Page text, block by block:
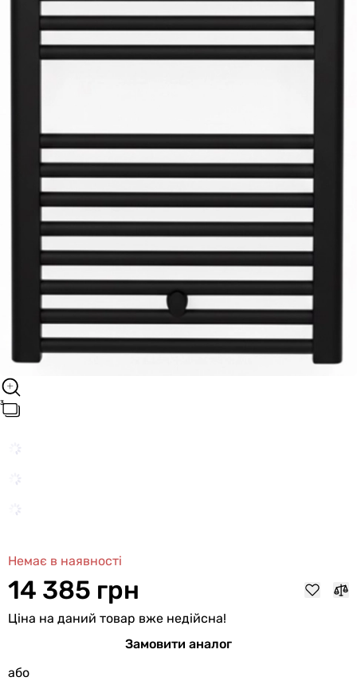
Немає в наявності
14 385 грн
Ціна на даний товар вже недійсна!
Замовити аналог
або